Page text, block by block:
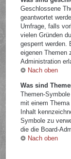
Geschlossene
geantwortet
Umfrage, falls
vielen Gründen
gesperrt werden.
eigenen Themen
Administration
Nach oben
Was sind
Themen-
mit einem
Inhalt
Symbole zu
die die Board-
Nach oben